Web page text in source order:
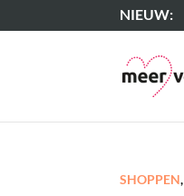
SHOPPEN,